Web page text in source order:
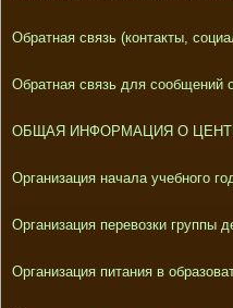
Обратная связь (контакты,
Обратная связь для сообщений
ОБЩАЯ ИНФОРМАЦИЯ О
Организация начала учебного
Организация перевозки группы
Организация питания в